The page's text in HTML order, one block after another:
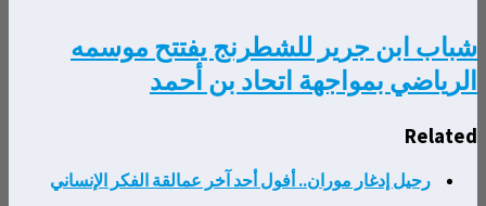
شباب ابن جرير للشطرنج يفتتح موسمه
الرياضي بمواجهة اتحاد بن أحمد
Related
رحيل إدغار موران.. أفول أحد آخر عمالقة الفكر الإنساني